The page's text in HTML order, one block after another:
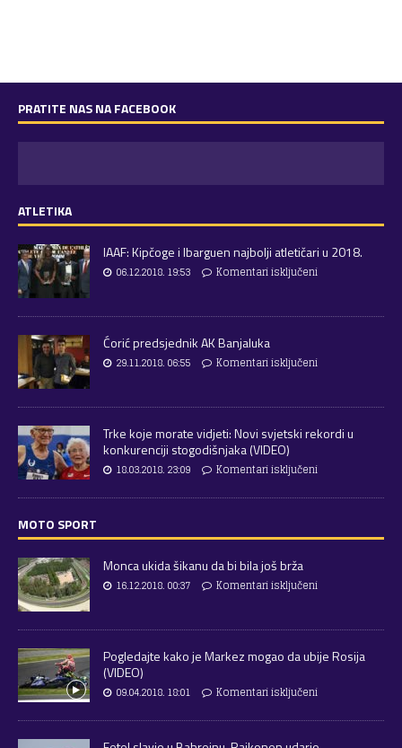
PRATITE NAS NA FACEBOOK
ATLETIKA
IAAF: Kipčoge i Ibarguen najbolji atletičari u 2018.
06.12.2018. 19:53 Komentari isključeni
Ćorić predsjednik AK Banjaluka
29.11.2018. 06:55 Komentari isključeni
Trke koje morate vidjeti: Novi svjetski rekordi u
konkurenciji stogodišnjaka (VIDEO)
18.03.2018. 23:09 Komentari isključeni
MOTO SPORT
Monca ukida šikanu da bi bila još brža
16.12.2018. 00:37 Komentari isključeni
Pogledajte kako je Markez mogao da ubije Rosija
(VIDEO)
09.04.2018. 18:01 Komentari isključeni